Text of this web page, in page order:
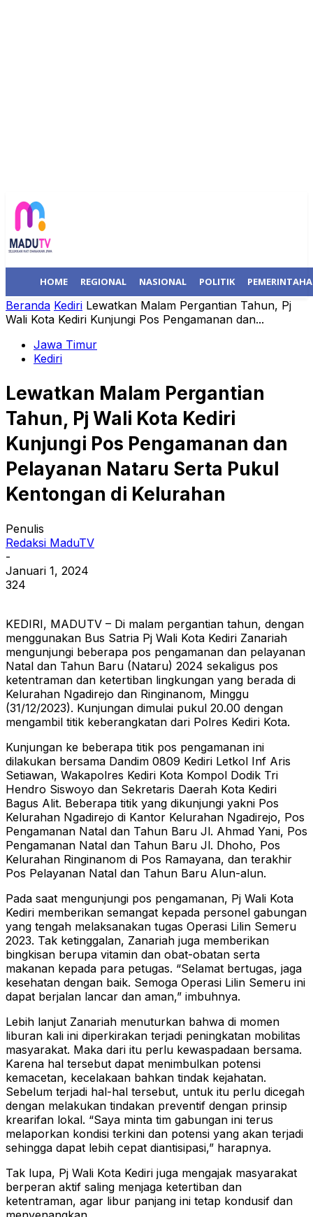
HOME REGIONAL NASIONAL POLITIK
Beranda Kediri Lewatkan Malam Pergantian Tahun, Pj
Wali Kota Kediri Kunjungi Pos Pengamanan dan...
Jawa Timur
Kediri
Lewatkan Malam Pergantian
Tahun, Pj Wali Kota Kediri
Kunjungi Pos Pengamanan dan
Pelayanan Nataru Serta Pukul
Kentongan di Kelurahan
Penulis
Redaksi MaduTV
-
Januari 1, 2024
324
KEDIRI, MADUTV – Di malam pergantian tahun, dengan
menggunakan Bus Satria Pj Wali Kota Kediri Zanariah
mengunjungi beberapa pos pengamanan dan pelayanan
Natal dan Tahun Baru (Nataru) 2024 sekaligus pos
ketentraman dan ketertiban lingkungan yang berada di
Kelurahan Ngadirejo dan Ringinanom, Minggu
(31/12/2023). Kunjungan dimulai pukul 20.00 dengan
mengambil titik keberangkatan dari Polres Kediri Kota.
Kunjungan ke beberapa titik pos pengamanan ini
dilakukan bersama Dandim 0809 Kediri Letkol Inf Aris
Setiawan, Wakapolres Kediri Kota Kompol Dodik Tri
Hendro Siswoyo dan Sekretaris Daerah Kota Kediri
Bagus Alit. Beberapa titik yang dikunjungi yakni Pos
Kelurahan Ngadirejo di Kantor Kelurahan Ngadirejo, Pos
Pengamanan Natal dan Tahun Baru Jl. Ahmad Yani, Pos
Pengamanan Natal dan Tahun Baru Jl. Dhoho, Pos
Kelurahan Ringinanom di Pos Ramayana, dan terakhir
Pos Pelayanan Natal dan Tahun Baru Alun-alun.
Pada saat mengunjungi pos pengamanan, Pj Wali Kota
Kediri memberikan semangat kepada personel gabungan
yang tengah melaksanakan tugas Operasi Lilin Semeru
2023. Tak ketinggalan, Zanariah juga memberikan
bingkisan berupa vitamin dan obat-obatan serta
makanan kepada para petugas. “Selamat bertugas, jaga
kesehatan dengan baik. Semoga Operasi Lilin Semeru ini
dapat berjalan lancar dan aman,” imbuhnya.
Lebih lanjut Zanariah menuturkan bahwa di momen
liburan kali ini diperkirakan terjadi peningkatan mobilitas
masyarakat. Maka dari itu perlu kewaspadaan bersama.
Karena hal tersebut dapat menimbulkan potensi
kemacetan, kecelakaan bahkan tindak kejahatan.
Sebelum terjadi hal-hal tersebut, untuk itu perlu dicegah
dengan melakukan tindakan preventif dengan prinsip
krearifan lokal. “Saya minta tim gabungan ini terus
melaporkan kondisi terkini dan potensi yang akan terjadi
sehingga dapat lebih cepat diantisipasi,” harapnya.
Tak lupa, Pj Wali Kota Kediri juga mengajak masyarakat
berperan aktif saling menjaga ketertiban dan
ketentraman, agar libur panjang ini tetap kondusif dan